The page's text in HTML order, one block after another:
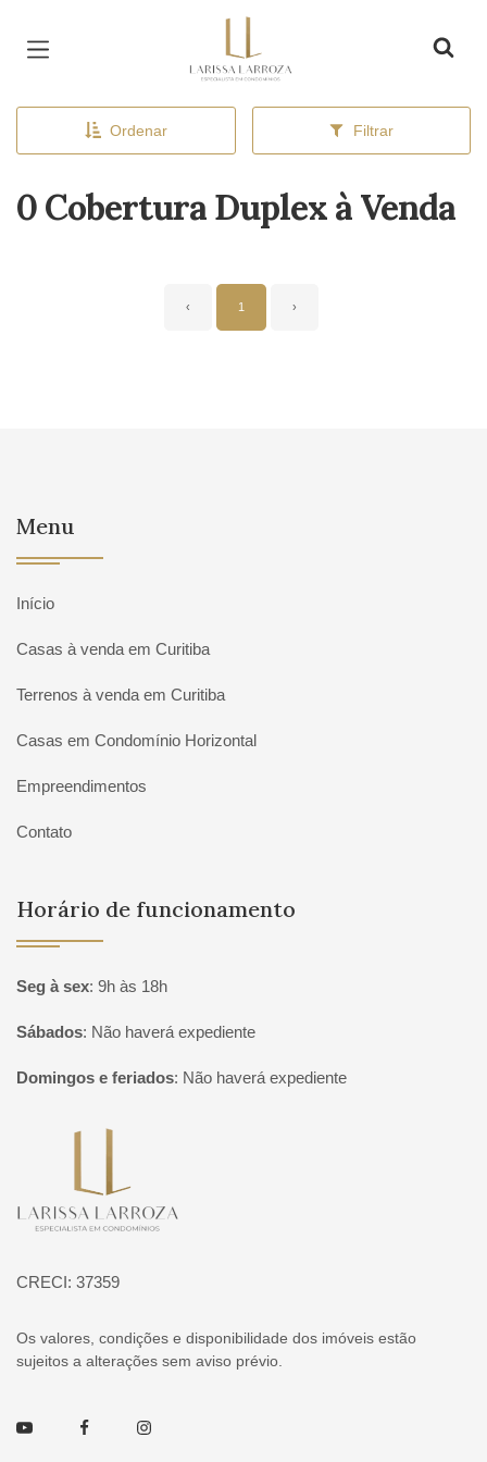
Ordenar Filtrar
0 Cobertura Duplex à Venda
‹ 1 ›
Menu
Início
Casas à venda em Curitiba
Terrenos à venda em Curitiba
Casas em Condomínio Horizontal
Empreendimentos
Contato
Horário de funcionamento
Seg à sex: 9h às 18h
Sábados: Não haverá expediente
Domingos e feriados: Não haverá expediente
CRECI: 37359
Os valores, condições e disponibilidade dos imóveis estão
sujeitos a alterações sem aviso prévio.
Youtube FacebookInstagram